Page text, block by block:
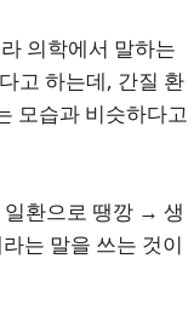
의학에서 말하는
고 하는데, 간질 환
모습과 비슷하다고
일환으로 땡깡 → 생
는 말을 쓰는 것이